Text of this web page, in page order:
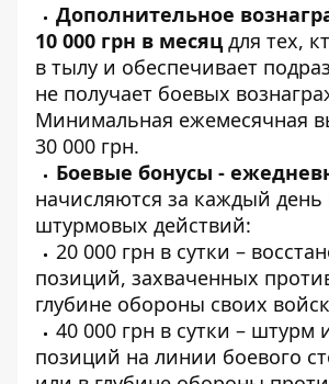
Дополнительное
10 000 грн в месяцдля тех,
в тылу и обеспечивает
не получает боевых
Минимальная ежемесячная
30 000 грн.
Боевые бонусы -
начисляются за каждый
штурмовых действий:
20 000 грн в сутки –
позиций, захваченных
глубине обороны своих войск
40 000 грн в сутки – штурм
позиций на линии боевого